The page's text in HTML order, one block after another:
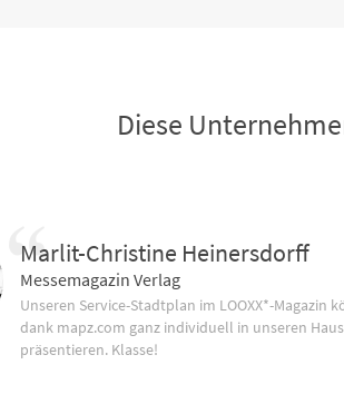
Diese
Marlit-Christine Heinersdorff
Messemagazin Verlag
Unseren Service-Stadtplan im LOOXX*-Magazin
dank mapz.com ganz individuell in unseren
präsentieren. Klasse!